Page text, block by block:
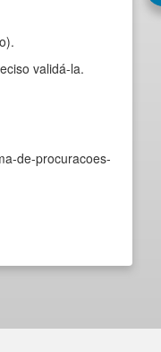
validá-la.
de-procuracoes-